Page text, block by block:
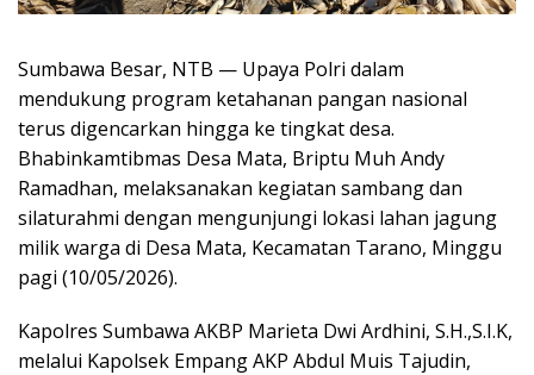
Sumbawa Besar, NTB — Upaya Polri dalam
mendukung program ketahanan pangan nasional
terus digencarkan hingga ke tingkat desa.
Bhabinkamtibmas Desa Mata, Briptu Muh Andy
Ramadhan, melaksanakan kegiatan sambang dan
silaturahmi dengan mengunjungi lokasi lahan jagung
milik warga di Desa Mata, Kecamatan Tarano, Minggu
pagi (10/05/2026).
Kapolres Sumbawa AKBP Marieta Dwi Ardhini, S.H.,S.I.K,
melalui Kapolsek Empang AKP Abdul Muis Tajudin,